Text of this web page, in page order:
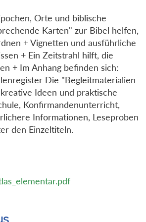
Orte und biblische
Karten" zur Bibel helfen,
+ Vignetten und ausführliche
+ Ein Zeitstrahl hilft, die
+ Im Anhang befinden sich:
Die "Begleitmaterialien
Ideen und praktische
Konfirmandenunterricht,
Informationen, Leseproben
den Einzeltiteln.